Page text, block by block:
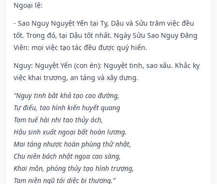
Ngoại lệ:
- Sao Nguy Nguyệt Yến tại Tỵ, Dậu và Sửu trăm việc đều
tốt. Trong đó, tại Dậu tốt nhất. Ngày Sửu Sao Nguy Đăng
Viên: mọi việc tạo tác đều được quý hiển.
Nguy: Nguyệt Yến (con én): Nguyệt tinh, sao xấu. Khắc kỵ
việc khai trương, an táng và xây dựng.
“Nguy tinh bât khả tạo cao đường,
Tự điếu, tao hình kiến huyết quang
Tam tuế hài nhi tao thủy ách,
Hậu sinh xuất ngoại bất hoàn lương.
Mai táng nhược hoàn phùng thử nhật,
Chu niên bách nhật ngọa cao sàng,
Khai môn, phóng thủy tạo hình trượng,
Tam niên ngũ tái diệc bi thương.”